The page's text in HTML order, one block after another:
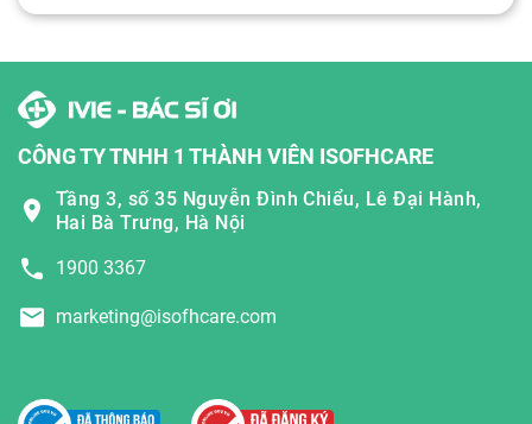
CÔNG TY TNHH 1 THÀNH VIÊN ISOFHCARE
Tầng 3, số 35 Nguyễn Đình Chiểu, Lê Đại Hành,
Hai Bà Trưng, Hà Nội
1900 3367
marketing@isofhcare.com